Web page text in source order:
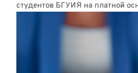
студентов БГУИЯ на платной